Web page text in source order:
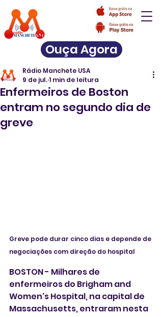
Ouça Agora
Enfermeiros de Boston
entram no segundo dia de
greve
Rádio Manchete USA
9 de jul.1 min de leitura
Greve pode durar cinco dias e depende de
negociações com direção do hospital
BOSTON - Milhares de
enfermeiros do Brigham and
Women's Hospital, na capital de
Massachusetts, entraram nesta